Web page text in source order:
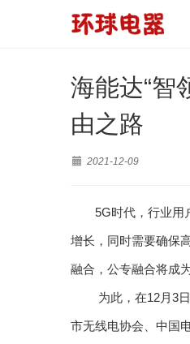
海能达“智
由之路
2021-12-09
5G时代，行业用
增长，同时需要确保
融合，公专融合将成
为此，在12月3
市无线电协会、中国